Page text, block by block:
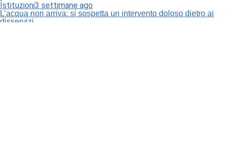
Istituzioni3 settimane ago
L’acqua non arriva: si sospetta un intervento doloso dietro ai
disservizi